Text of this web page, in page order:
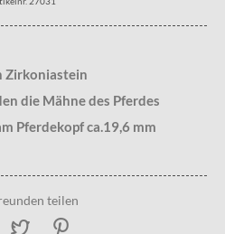
Zirkoniastein
die Mähne des Pferdes
Pferdekopf ca.19,6 mm
teilen